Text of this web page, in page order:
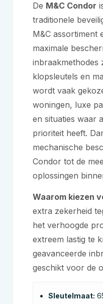
De M&C Condor
traditionele
M&C assortiment
maximale
inbraakmethodes
klopsleutels en
wordt vaak
woningen, luxe
en situaties waar
prioriteit heeft.
mechanische
Condor tot de
oplossingen
Waarom kiezen
extra zekerheid
het verhoogde
extreem lastig te
geavanceerde
geschikt voor de
Sleutelmaat: